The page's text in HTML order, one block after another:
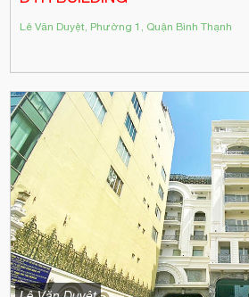
Lê Văn Duyệt, Phường 1, Quận Bình Thạnh